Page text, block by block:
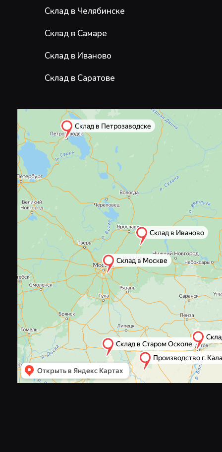
Склад в Челябинске
Склад в Самаре
Склад в Иваново
Склад в Саратове